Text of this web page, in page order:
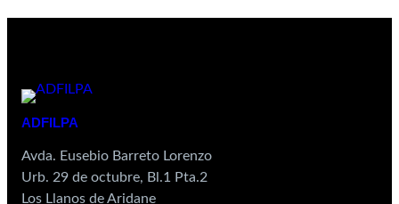
ADFILPA
Avda. Eusebio Barreto Lorenzo
Urb. 29 de octubre, Bl.1 Pta.2
Los Llanos de Aridane